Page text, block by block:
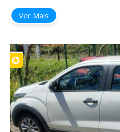
Ver Mais
✪